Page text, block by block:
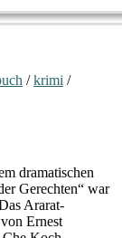
/krimi /
dramatischen
Gerechten“ war
Ararat-
Ernest